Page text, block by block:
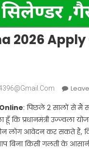
2026
: पिछले 2 सालों से मैं
प्रधानमंत्री उज्ज्वला
आवेदन कर सकते हैं,
बिना किसी गलती के